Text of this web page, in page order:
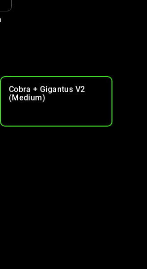
Cobra + Gigantus V2
(Medium)